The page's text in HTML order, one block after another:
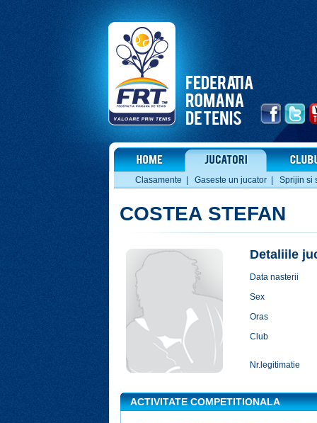
Clasamente Gaseste un jucator Sprijin si
COSTEA STEFAN
Detaliile
Data nasterii
Sex
Oras
Club
Nr.legitimatie
ACTIVITATE COMPETITIONALA